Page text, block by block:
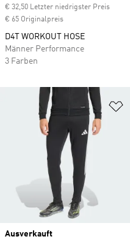
€ 32,50 Letzter niedrigster Preis
€ 65 Originalpreis
D4T WORKOUT HOSE
Männer Performance
3 Farben
Ausverkauft